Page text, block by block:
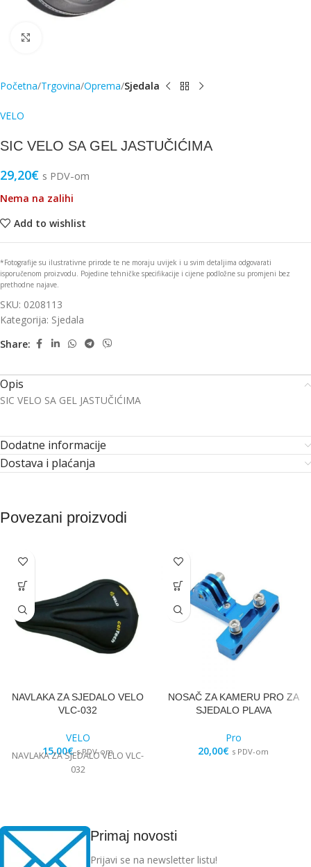
Početna Trgovina Oprema Sjedala
VELO
SIC VELO SA GEL JASTUČIĆIMA
29,20€ s PDV-om
Nema na zalihi
Add to wishlist
*Fotografije su ilustrativne prirode te ne moraju uvijek i u svim detaljima odgovarati
isporučenom proizvodu. Pojedine tehničke specifikacije i cijene podložne su promjeni bez
prethodne najave.
SKU: 0208113
Kategorija: Sjedala
Share:
Opis
SIC VELO SA GEL JASTUČIĆIMA
Dodatne informacije
Dostava i plaćanja
Povezani proizvodi
NAVLAKA ZA SJEDALO VELO
VLC-032
VELO
15,00€ s PDV-om
NAVLAKA ZA SJEDALO VELO VLC-
032
NOSAČ ZA KAMERU PRO ZA
SJEDALO PLAVA
Pro
20,00€ s PDV-om
Primaj novosti
Prijavi se na newsletter listu!